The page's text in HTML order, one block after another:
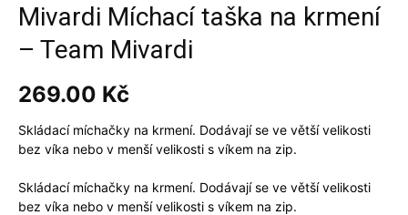
Mivardi Míchací taška na krmení
– Team Mivardi
269.00 Kč
Skládací míchačky na krmení. Dodávají se ve větší velikosti
bez víka nebo v menší velikosti s víkem na zip.
Skládací míchačky na krmení. Dodávají se ve větší velikosti
bez víka nebo v menší velikosti s víkem na zip.